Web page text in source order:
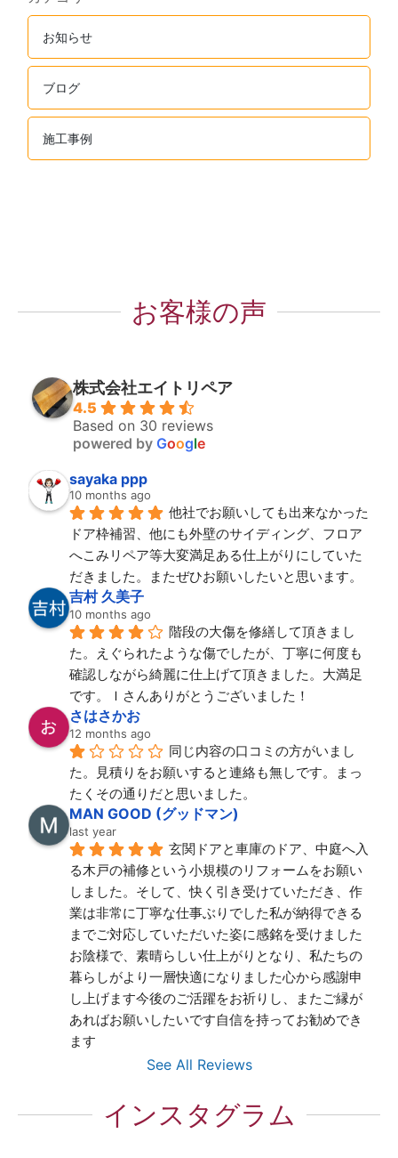
お知らせ
ブログ
施工事例
お客様の声
株式会社エイトリペア
4.5
Based on 30 reviews
powered by Google
sayaka ppp
10 months ago
他社でお願いしても出来なかった
ドア枠補習、他にも外壁のサイディング、フロア
へこみリペア等大変満足ある仕上がりにしていた
だきました。またぜひお願いしたいと思います。
吉村 久美子
10 months ago
階段の大傷を修繕して頂きまし
た。えぐられたような傷でしたが、丁寧に何度も
確認しながら綺麗に仕上げて頂きました。大満足
です。Ｉさんありがとうございました！
さはさかお
12 months ago
同じ内容の口コミの方がいまし
た。見積りをお願いすると連絡も無しです。まっ
たくその通りだと思いました。
MAN GOOD (グッドマン)
last year
玄関ドアと車庫のドア、中庭へ入
る木戸の補修という小規模のリフォームをお願い
しました。そして、快く引き受けていただき、作
業は非常に丁寧な仕事ぶりでした私が納得できる
までご対応していただいた姿に感銘を受けました
お陰様で、素晴らしい仕上がりとなり、私たちの
暮らしがより一層快適になりました心から感謝申
し上げます今後のご活躍をお祈りし、またご縁が
あればお願いしたいです自信を持ってお勧めでき
ます
See All Reviews
インスタグラム